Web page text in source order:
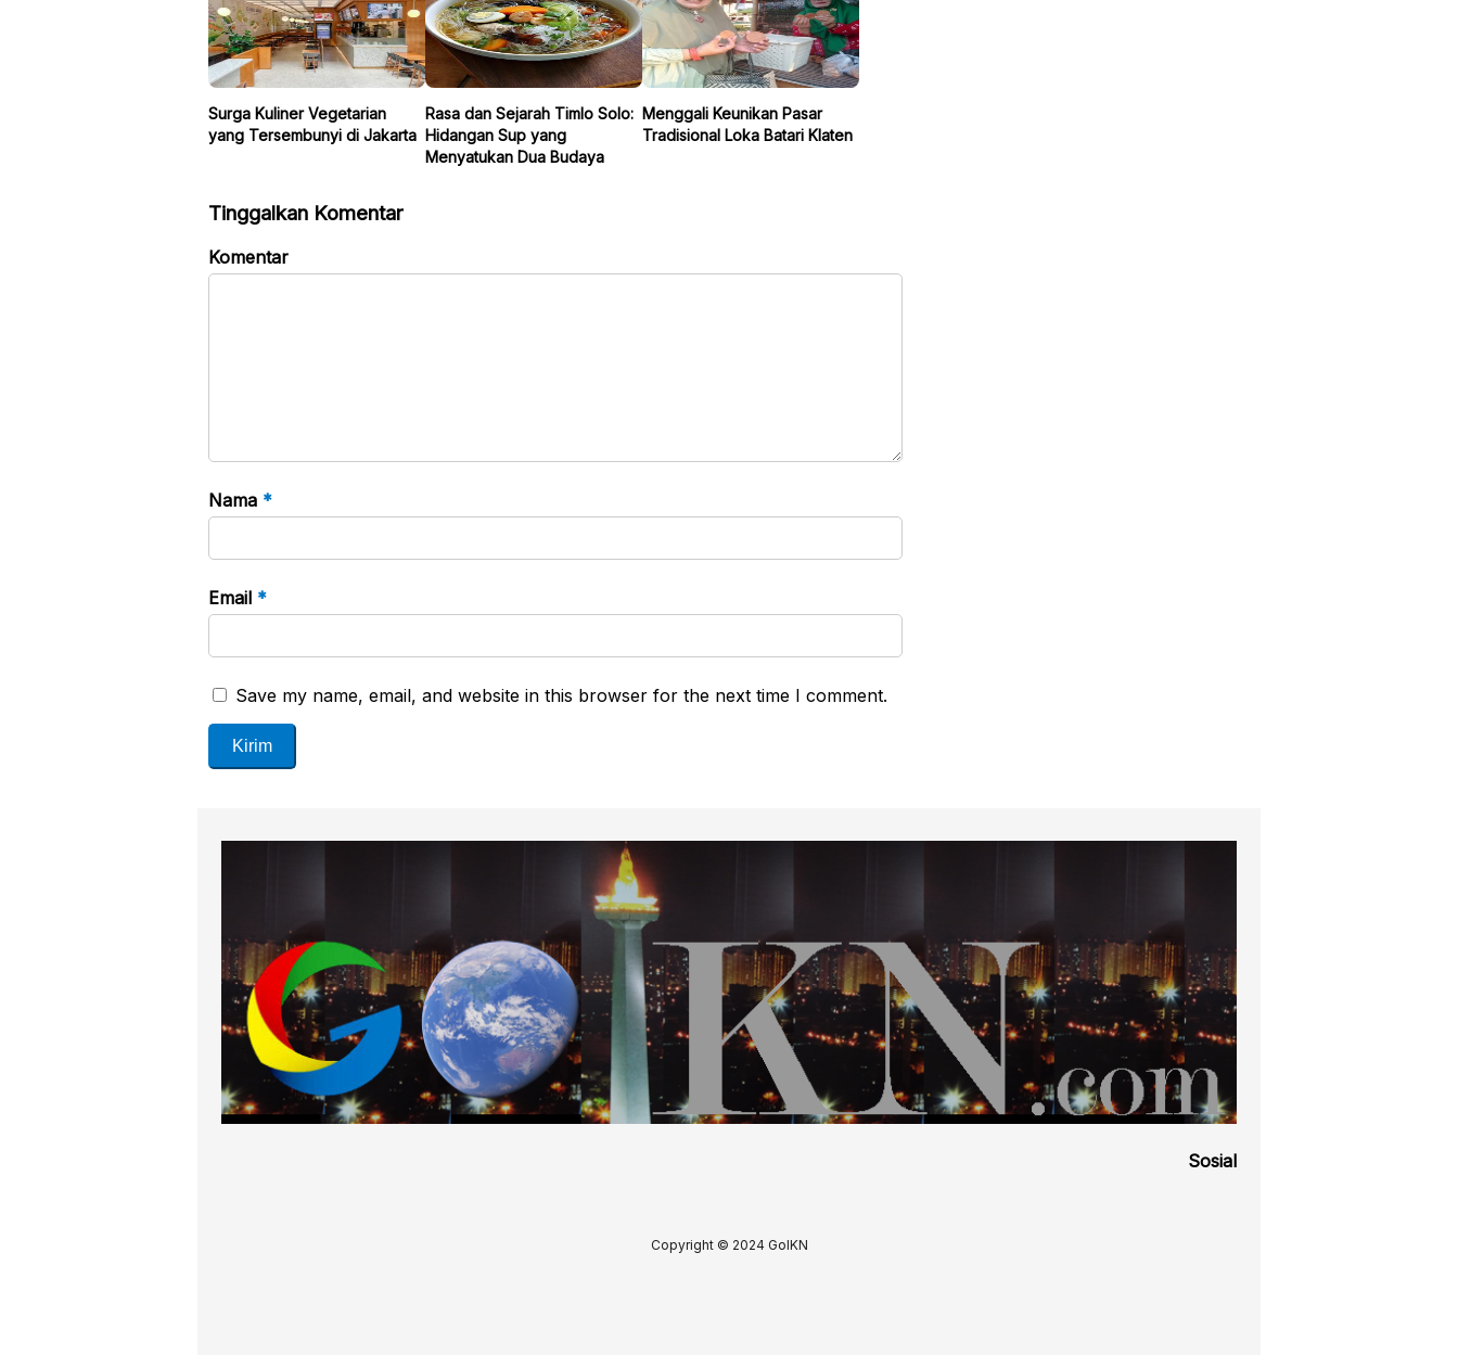
Surga Kuliner Vegetarian
yang Tersembunyi di Jakarta
Rasa dan Sejarah Timlo Solo:
Hidangan Sup yang
Menyatukan Dua Budaya
Menggali Keunikan Pasar
Tradisional Loka Batari Klaten
Tinggalkan Komentar
Komentar
Nama *
Email *
Save my name, email, and website in this browser for the next time I comment.
Sosial
Copyright © 2024 GoIKN